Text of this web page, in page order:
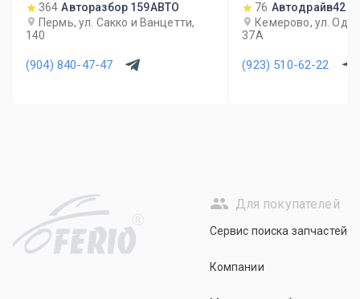
364 Авторазбор 159АВТО
Пермь, ул. Сакко и Ванцетти,
140
(904) 840-47-47
76 Автодрайв42
Кемерово, ул.
37А
(923) 510-62-22
R
Для покупателей
Сервис поиска запчастей
Компании